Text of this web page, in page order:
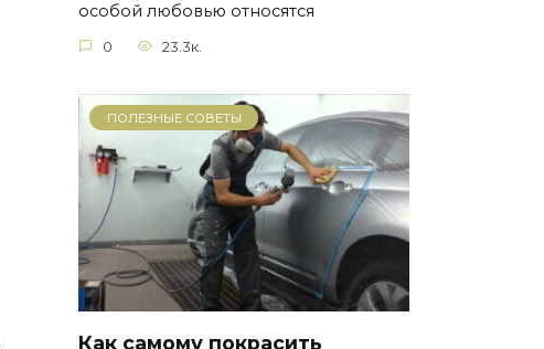
особой любовью относятся
0 23.3к.
ПОЛЕЗНЫЕ СОВЕТЫ
Как самому покрасить